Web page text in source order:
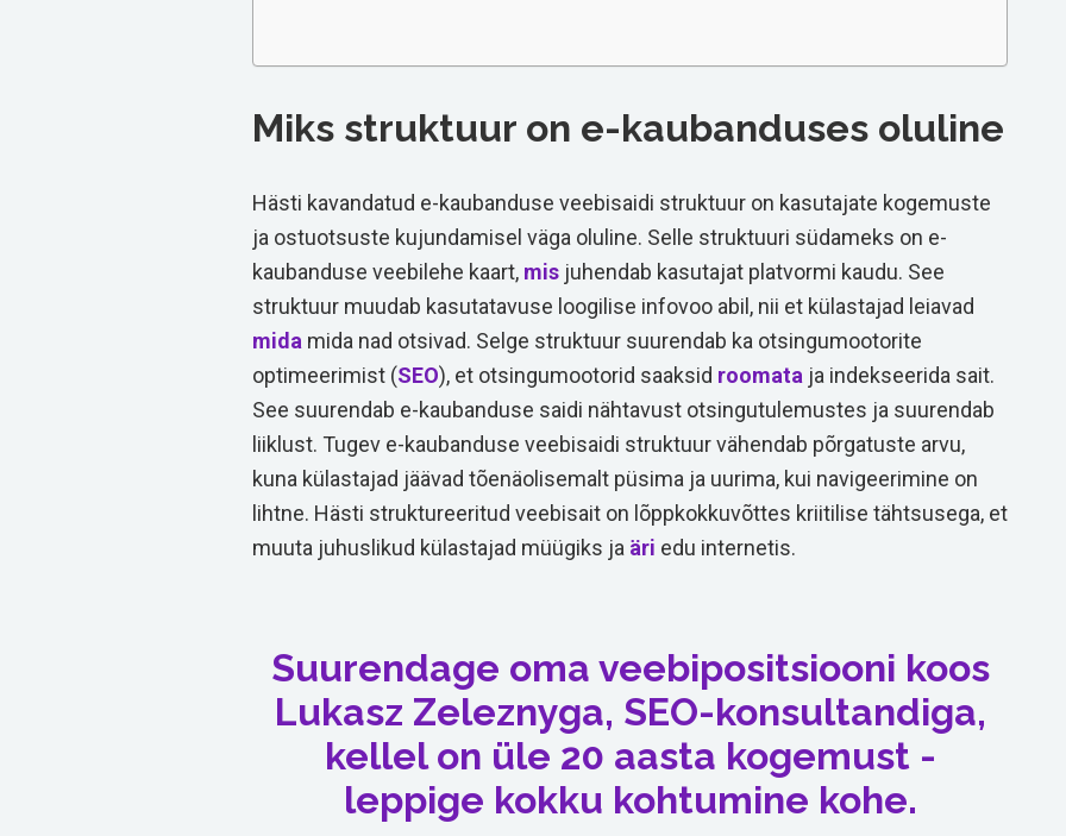
Miks struktuur on e-kaubanduses oluline
Hästi kavandatud e-kaubanduse veebisaidi struktuur on kasutajate kogemuste
ja ostuotsuste kujundamisel väga oluline. Selle struktuuri südameks on e-
kaubanduse veebilehe kaart, mis juhendab kasutajat platvormi kaudu. See
struktuur muudab kasutatavuse loogilise infovoo abil, nii et külastajad leiavad
mida mida nad otsivad. Selge struktuur suurendab ka otsingumootorite
optimeerimist (SEO), et otsingumootorid saaksid roomata ja indekseerida sait.
See suurendab e-kaubanduse saidi nähtavust otsingutulemustes ja suurendab
liiklust. Tugev e-kaubanduse veebisaidi struktuur vähendab põrgatuste arvu,
kuna külastajad jäävad tõenäolisemalt püsima ja uurima, kui navigeerimine on
lihtne. Hästi struktureeritud veebisait on lõppkokkuvõttes kriitilise tähtsusega, et
muuta juhuslikud külastajad müügiks ja äri edu internetis.
Suurendage oma veebipositsiooni koos
Lukasz Zeleznyga, SEO-konsultandiga,
kellel on üle 20 aasta kogemust -
leppige kokku kohtumine kohe.